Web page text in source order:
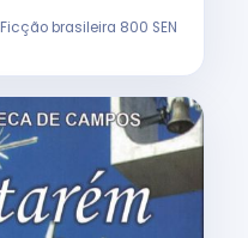
brasileira 800 SEN